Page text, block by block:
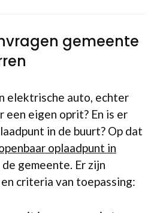
gemeente
elektrische auto, echter
eigen oprit? En is er
in de buurt? Op dat
oplaadpunt in
gemeente. Er zijn
criteria van toepassing: